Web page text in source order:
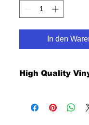
In den
High Quality